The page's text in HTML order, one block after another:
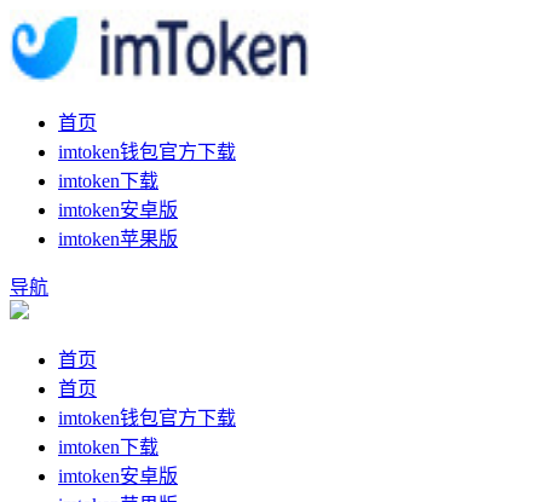
首页
imtoken钱包官方下载
imtoken下载
imtoken安卓版
imtoken苹果版
导航
首页
首页
imtoken钱包官方下载
imtoken下载
imtoken安卓版